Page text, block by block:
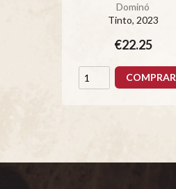
Dominó
Tinto, 2023
€22.25
COMPRAR